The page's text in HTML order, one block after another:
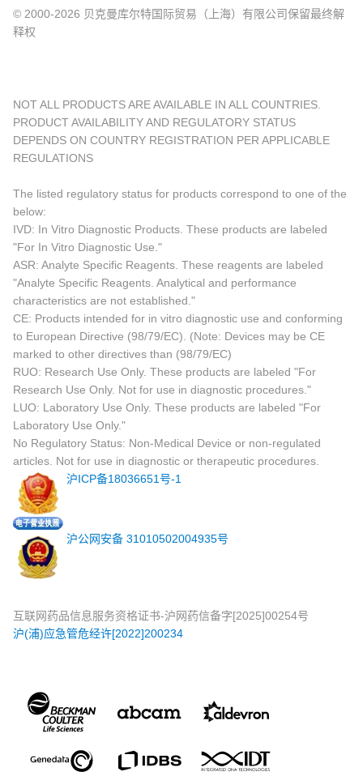
© 2000-2026 贝克曼库尔特国际贸易（上海）有限公司保留最终解
释权
NOT ALL PRODUCTS ARE AVAILABLE IN ALL COUNTRIES.
PRODUCT AVAILABILITY AND REGULATORY STATUS
DEPENDS ON COUNTRY REGISTRATION PER APPLICABLE
REGULATIONS
The listed regulatory status for products correspond to one of the
below:
IVD: In Vitro Diagnostic Products. These products are labeled
"For In Vitro Diagnostic Use."
ASR: Analyte Specific Reagents. These reagents are labeled
"Analyte Specific Reagents. Analytical and performance
characteristics are not established."
CE: Products intended for in vitro diagnostic use and conforming
to European Directive (98/79/EC). (Note: Devices may be CE
marked to other directives than (98/79/EC)
RUO: Research Use Only. These products are labeled "For
Research Use Only. Not for use in diagnostic procedures."
LUO: Laboratory Use Only. These products are labeled "For
Laboratory Use Only."
No Regulatory Status: Non-Medical Device or non-regulated
articles. Not for use in diagnostic or therapeutic procedures.
沪ICP备18036651号-1
沪公网安备 31010502004935号
互联网药品信息服务资格证书-沪网药信备字[2025]00254号
沪(浦)应急管危经许[2022]200234